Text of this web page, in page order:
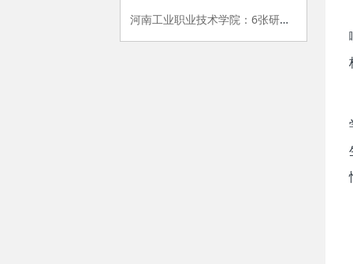
河南工业职业技术学院：6张研究生录取通知书背后的故事